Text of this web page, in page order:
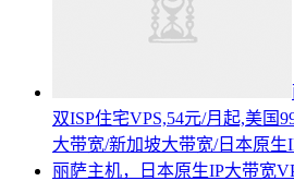
双ISP住宅VPS,54元/月起,美国
大带宽/新加坡大带宽/日本原生
丽萨主机，日本原生IP大带宽